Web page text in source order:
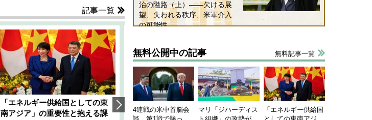
記事一覧
「エネルギー供給国としての東
南アジア」の重要性と抱える課
韓国にも理解してほしい「極東
1905年体制」における日米韓安
ホルムズ海峡危機で加速したエ
ネルギー転換が「中国依存」に
治の隘路（上）――欠ける展
望、失われる秩序、米軍介入
の可能性
無料公開中の記事 無料記事一覧
4連戦の米中首脳会
マリ「ジハーディス
「エネルギー供給国